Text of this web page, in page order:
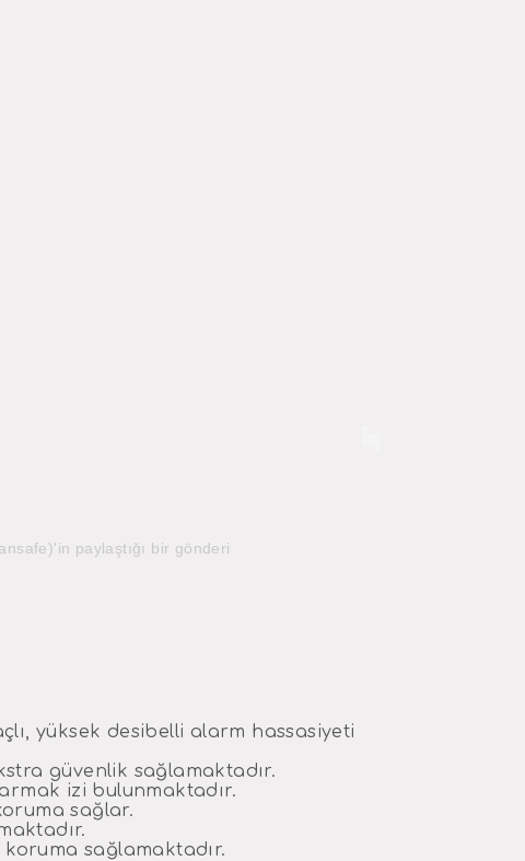
paylaştığı bir gönderi
yüksek desibelli alarm hassasiyeti
güvenlik sağlamaktadır.
izi bulunmaktadır.
sağlar.
sağlamaktadır.